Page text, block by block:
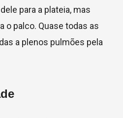
para a plateia, mas
o palco. Quase todas as
a plenos pulmões pela